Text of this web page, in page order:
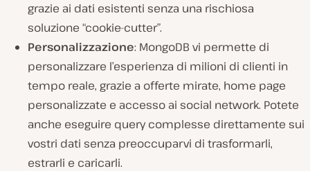
grazie ai dati esistenti senza una rischiosa
soluzione “cookie-cutter”.
Personalizzazione: MongoDB vi permette di
personalizzare l’esperienza di milioni di clienti in
tempo reale, grazie a offerte mirate, home page
personalizzate e accesso ai social network. Potete
anche eseguire query complesse direttamente sui
vostri dati senza preoccuparvi di trasformarli,
estrarli e caricarli.